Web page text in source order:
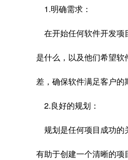
1.明确需求：
在开始任何软件开发项
是什么，以及他们希望
差，确保软件满足客户的
2.良好的规划：
规划是任何项目成功的
有助于创建一个清晰的项